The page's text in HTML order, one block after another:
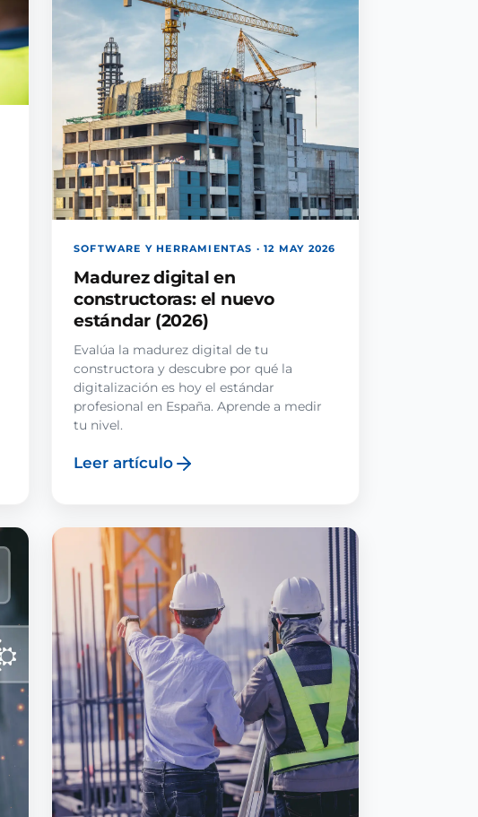
SOFTWARE Y HERRAMIENTAS · 12 MAY 2026
Madurez digital en
constructoras: el nuevo
estándar (2026)
Evalúa la madurez digital de tu
constructora y descubre por qué la
digitalización es hoy el estándar
profesional en España. Aprende a medir
tu nivel.
Leer artículo